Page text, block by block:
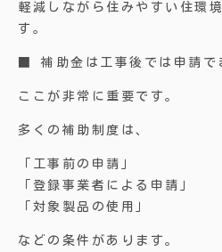
軽減しながら住みやすい住環
す。
■ 補助金は工事後では申請で
ここが非常に重要です。
多くの補助制度は、
「工事前の申請」
「登録事業者による申請」
「対象製品の使用」
などの条件があります。